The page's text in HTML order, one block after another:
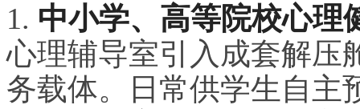
1. 中小学、高等院校心理
心理辅导室引入成套解压
务载体。日常供学生自主